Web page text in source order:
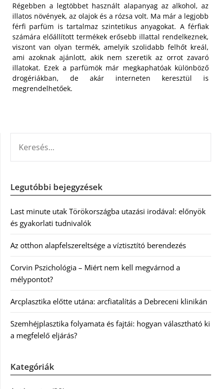
Régebben a legtöbbet használt alapanyag az alkohol, az
illatos növények, az olajok és a rózsa volt. Ma már a legjobb
férfi parfüm is tartalmaz szintetikus anyagokat. A férfiak
számára előállított termékek erősebb illattal rendelkeznek,
viszont van olyan termék, amelyik szolidabb felhőt kreál,
ami azoknak ajánlott, akik nem szeretik az orrot zavaró
illatokat. Ezek a parfümök már megkaphatóak különböző
drogériákban, de akár interneten keresztül is
megrendelhetőek.
Legutóbbi bejegyzések
Last minute utak Törökországba utazási irodával: előnyök
és gyakorlati tudnivalók
Az otthon alapfelszereltsége a víztisztító berendezés
Corvin Pszichológia – Miért nem kell megvárnod a
mélypontot?
Arcplasztika előtte utána: arcfiatalítás a Debreceni klinikán
Szemhéjplasztika folyamata és fajtái: hogyan választható ki
a megfelelő eljárás?
Kategóriák